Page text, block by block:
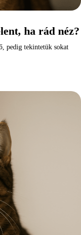
ha rád néz?
pedig tekintetük sokat